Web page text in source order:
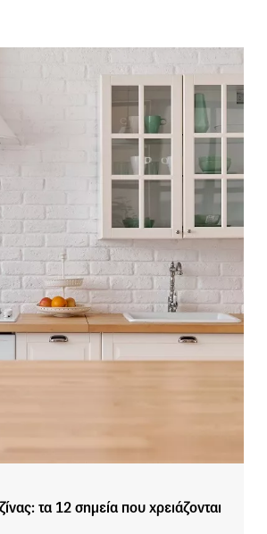
τα 12 σημεία που χρειάζονται